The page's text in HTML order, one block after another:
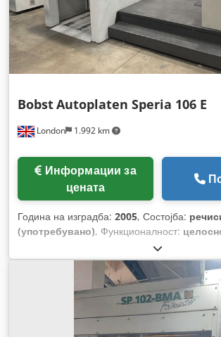
London 1.992 km
BobstAutoplaten Speria 106 E
цената
Година на изградба: 2005, Состојба:
(употребувано), Функционалност:
, број на машина/возило: